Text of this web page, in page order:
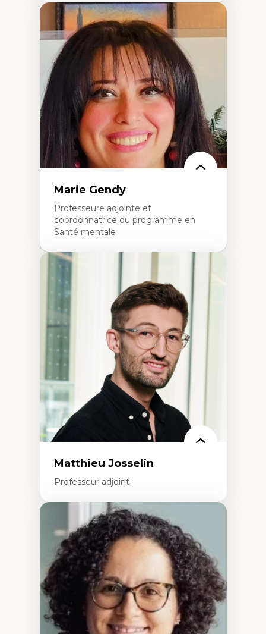
Expertises
Les apports pédagogiques des théories de
l'affect, du posthumanisme, du féminisme
dans l'éducation aux sciences
L'apprentissage des sciences/STIM dans une
perspective socioécologique de care
L’insertion professionnelle des
enseignant.e.s
Marie Gendy
Professeure adjointe et
coordonnatrice du programme en
Santé mentale
Expertises
Neuropsychiatrie et neurosciences
Direction d'essais cliniques
Analyse des politiques et pratiques en santé
mentale
Développement de protocoles d'essais
cliniques
Collaboration interfonctionnelle
Leadership en recherche clinique
Développement de cadres politiques
Collaboration avec des entreprises
pharmaceutiques
Rédaction de publications et de rapports
politiques
Enseignement et mentorat
Matthieu Josselin
Professeur adjoint
Expertises
Ethnographie critique des environnements
d’apprentissage des étudiant.e.s
Approche transdisciplinaire des
compétences socioaffectives et
interculturelles
Didactique des langues secondes et
compétence pragmatique
Andragogie
Méthodologies de recherche qualitative